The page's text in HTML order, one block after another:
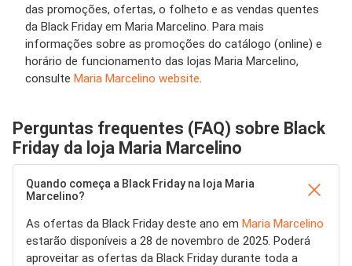
das promoções, ofertas, o folheto e as vendas quentes
da Black Friday em Maria Marcelino. Para mais
informações sobre as promoções do catálogo (online) e
horário de funcionamento das lojas Maria Marcelino,
consulte Maria Marcelino website.
Perguntas frequentes (FAQ) sobre Black
Friday da loja Maria Marcelino
Quando começa a Black Friday na loja Maria
Marcelino?
As ofertas da Black Friday deste ano em Maria Marcelino
estarão disponíveis a 28 de novembro de 2025. Poderá
aproveitar as ofertas da Black Friday durante toda a